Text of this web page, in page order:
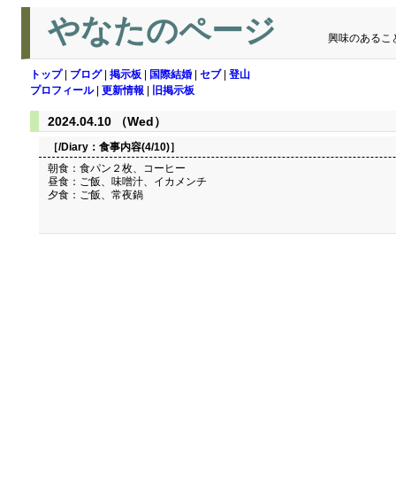
やなたのページ 興味のあるこ
トップ| ブログ| 掲示板 国際結婚 セブ| 登山
プロフィール| 更新情報 旧掲示板
2024.04.10 （Wed）
［/Diary： 食事内容(4/10)］
朝食：食パン２枚、コーヒー
昼食：ご飯、味噌汁、イカメンチ
夕食：ご飯、常夜鍋